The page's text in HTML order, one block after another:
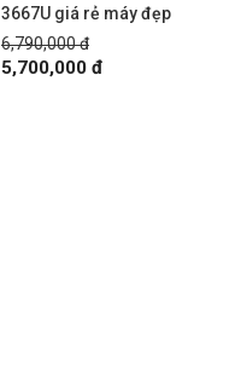
3667U giá rẻ máy đẹp
6,790,000 đ
5,700,000 đ